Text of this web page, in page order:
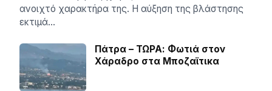
ανοιχτό χαρακτήρα της. Η αύξηση της βλάστησης
εκτιμά…
Πάτρα – ΤΩΡΑ: Φωτιά στον
Χάραδρο στα Μποζαϊτικα